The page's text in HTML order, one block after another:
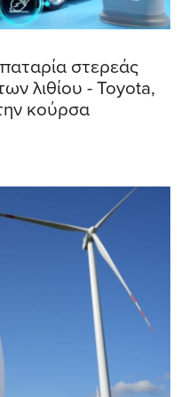
στερεάς
λιθίου - Toyota,
κούρσα